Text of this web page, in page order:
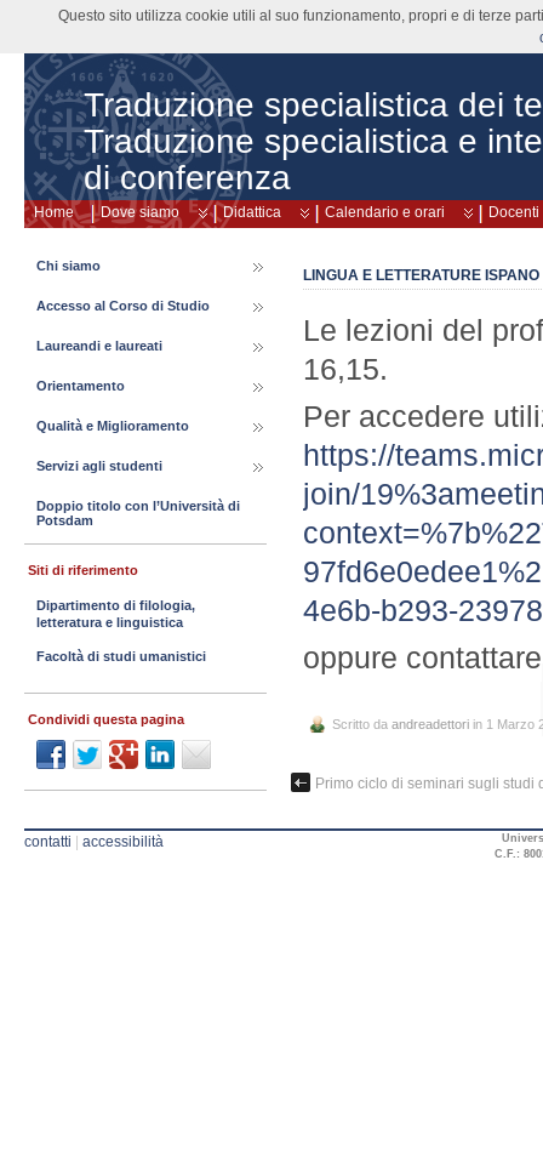
Traduzione specialistica dei
Traduzione specialistica e
di conferenza
Home Dove siamo Didattica Calendario e orari Docenti
LINGUA E LETTERATURE
Le lezioni del
16,15.
Per accedere
https://
join/
4e6b-b293-
oppure
Scritto da andreadettori in 1 Marzo
Primo ciclo di seminari sugli studi
Chi siamo
Accesso al Corso di Studio
Laureandi e laureati
Orientamento
Qualità e Miglioramento
Servizi agli studenti
Doppio titolo con l’Università di
Potsdam
Siti di riferimento
Dipartimento di filologia,
letteratura e linguistica
Facoltà di studi umanistici
Condividi questa pagina
contatti | accessibilità
C.F.:
Questo sito utilizza cookie utili al suo funzionamento, propri e di terze